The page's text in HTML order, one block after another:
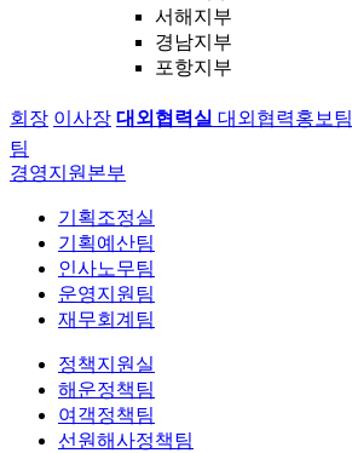
서해지부
경남지부
포항지부
회장 이사장 대외협력실 대외협력홍보팀
팀
경영지원본부
기획조정실
기획예산팀
인사노무팀
운영지원팀
재무회계팀
정책지원실
해운정책팀
여객정책팀
선원해사정책팀